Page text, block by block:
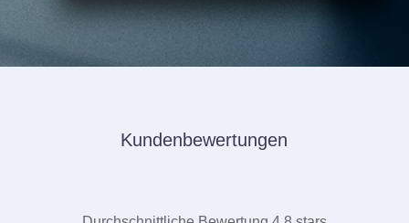
Kundenbewertungen